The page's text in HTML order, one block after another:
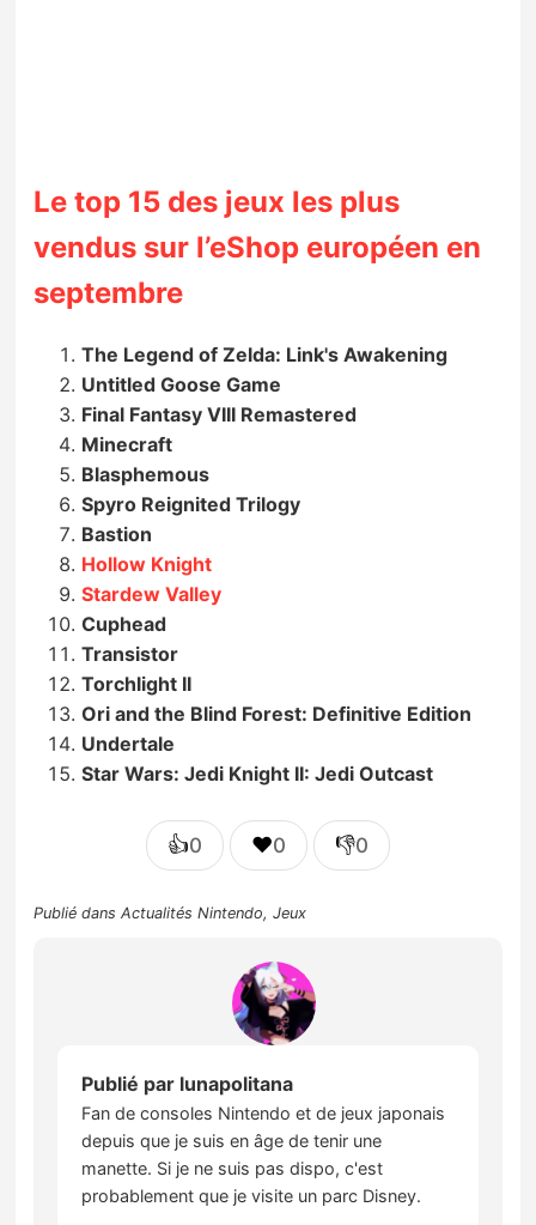
Le top 15 des jeux les plus
vendus sur l’eShop européen en
septembre
The Legend of Zelda: Link's Awakening
Untitled Goose Game
Final Fantasy VIII Remastered
Minecraft
Blasphemous
Spyro Reignited Trilogy
Bastion
Hollow Knight
Stardew Valley
Cuphead
Transistor
Torchlight II
Ori and the Blind Forest: Definitive Edition
Undertale
Star Wars: Jedi Knight II: Jedi Outcast
👍0 ❤️0 👎0
Publié dansActualités Nintendo,Jeux
Publié par lunapolitana
Fan de consoles Nintendo et de jeux japonais
depuis que je suis en âge de tenir une
manette. Si je ne suis pas dispo, c'est
probablement que je visite un parc Disney.